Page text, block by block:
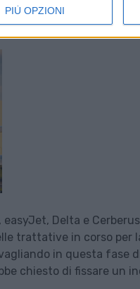
PIÙ OPZIONI
Delta e
trattative in corso per
in questa fase
chiesto di fissare un